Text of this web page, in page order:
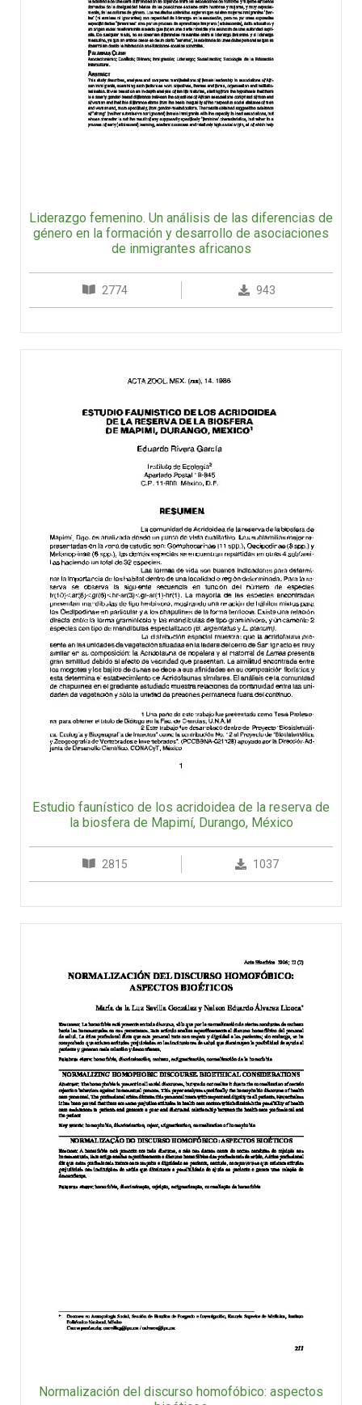
Liderazgo femenino. Un análisis de las diferencias de
género en la formación y desarrollo de asociaciones
de inmigrantes africanos
2774 943
Estudio faunístico de los acridoidea de la reserva de
la biosfera de Mapimí, Durango, México
2815 1037
Normalización del discurso homofóbico: aspectos